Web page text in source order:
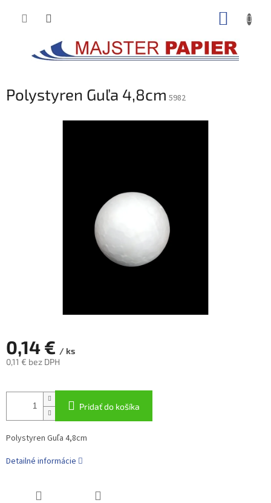
Polystyren Guľa 4,8cm 5982
0,14 € / ks
0,11 € bez DPH
cena:
Pridať do košíka
Polystyren Guľa 4,8cm
Detailné informácie